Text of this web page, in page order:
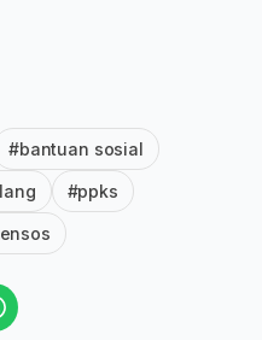
#bantuan sosial
#ppks